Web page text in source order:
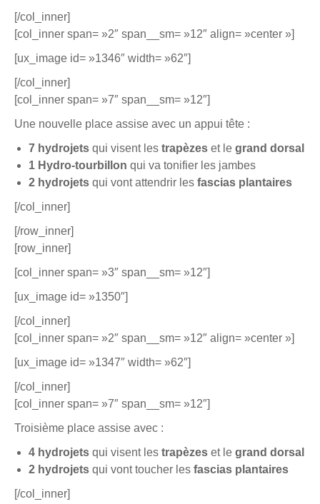
[/col_inner]
[col_inner span= »2″ span__sm= »12″ align= »center »]
[ux_image id= »1346″ width= »62″]
[/col_inner]
[col_inner span= »7″ span__sm= »12″]
Une nouvelle place assise avec un appui tête :
7 hydrojets qui visent les trapèzes et le grand dorsal
1 Hydro-tourbillon qui va tonifier les jambes
2 hydrojets qui vont attendrir les fascias plantaires
[/col_inner]
[/row_inner]
[row_inner]
[col_inner span= »3″ span__sm= »12″]
[ux_image id= »1350″]
[/col_inner]
[col_inner span= »2″ span__sm= »12″ align= »center »]
[ux_image id= »1347″ width= »62″]
[/col_inner]
[col_inner span= »7″ span__sm= »12″]
Troisième place assise avec :
4 hydrojets qui visent les trapèzes et le grand dorsal
2 hydrojets qui vont toucher les fascias plantaires
[/col_inner]